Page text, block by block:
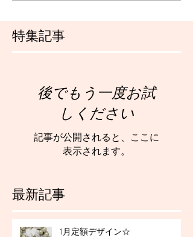
特集記事
最新記事
後でもう一度お試
しください
記事が公開されると、ここに
表示されます。
1月定額デザイン☆